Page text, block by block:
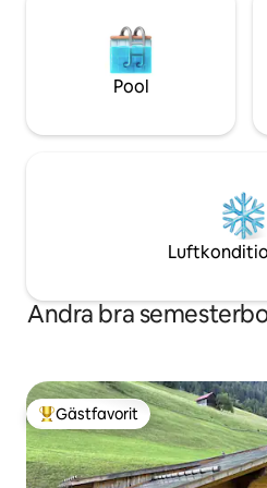
Zürich 1 timme 30 minuter 1
50 minuter från Zürichs flygplats
Restiden med tåg är ungefär
eller så är det en skillnad på 10–20
Pool
Andra bra
Populär gästfavorit
Gästfavorit